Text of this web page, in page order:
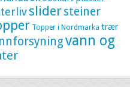
slidersteiner
Topper i Nordmarka trær
vann og